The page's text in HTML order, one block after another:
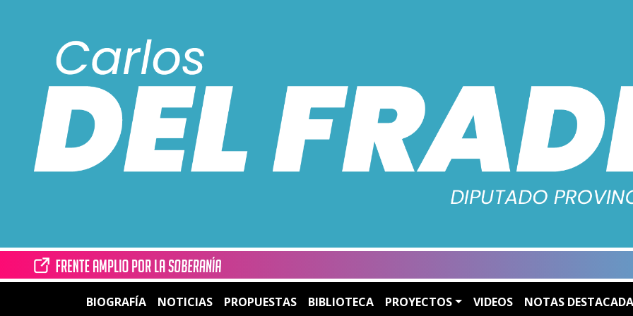
BIOGRAFÍA NOTICIAS PROPUESTAS BIBLIOTECA PROYECTOS VIDEOS NOTAS